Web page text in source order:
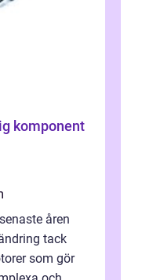
komponent
åren
tack
som gör